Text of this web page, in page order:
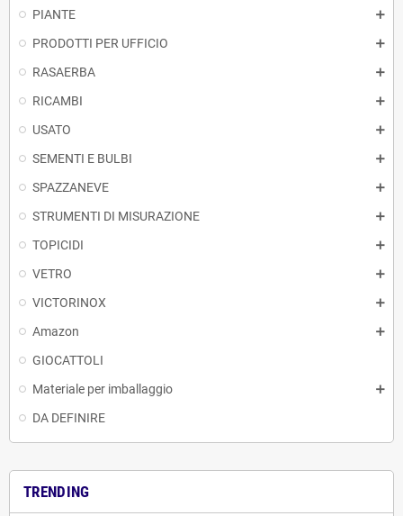
PIANTE
PRODOTTI PER UFFICIO
RASAERBA
RICAMBI
USATO
SEMENTI E BULBI
SPAZZANEVE
STRUMENTI DI MISURAZIONE
TOPICIDI
VETRO
VICTORINOX
Amazon
GIOCATTOLI
Materiale per imballaggio
DA DEFINIRE
TRENDING